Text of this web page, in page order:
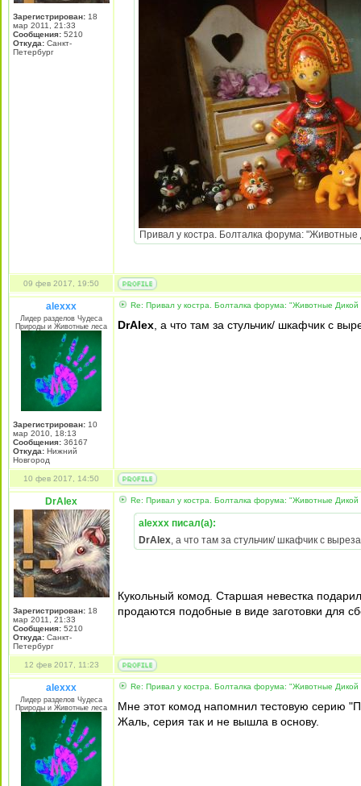
Зарегистрирован: 18
мар 2011, 21:33
Сообщения: 5210
Откуда: Санкт-
Петербург
Привал у костра. Болталка форума:
09 фев 2017, 19:50
alexxx
Лидер разделов Чудеса
Природы и Животные леса
Зарегистрирован: 10
мар 2010, 18:13
Сообщения: 36167
Откуда: Нижний
Новгород
Re: Привал у костра. Болталка форума: "Животные
DrAlex , а что там за стульчик/ шкафчик с
10 фев 2017, 14:50
DrAlex
Зарегистрирован: 18
мар 2011, 21:33
Сообщения: 5210
Откуда: Санкт-
Петербург
Re: Привал у костра. Болталка форума: "Животные
alexxx писал(а):
DrAlex, а что там за стульчик/ шкафчик с
Кукольный комод. Старшая невестка
продаются подобные в виде заготовки для
12 фев 2017, 11:23
alexxx
Лидер разделов Чудеса
Природы и Животные леса
Re: Привал у костра. Болталка форума: "Животные
Мне этот комод напомнил тестовую серию
Жаль, серия так и не вышла в основу.